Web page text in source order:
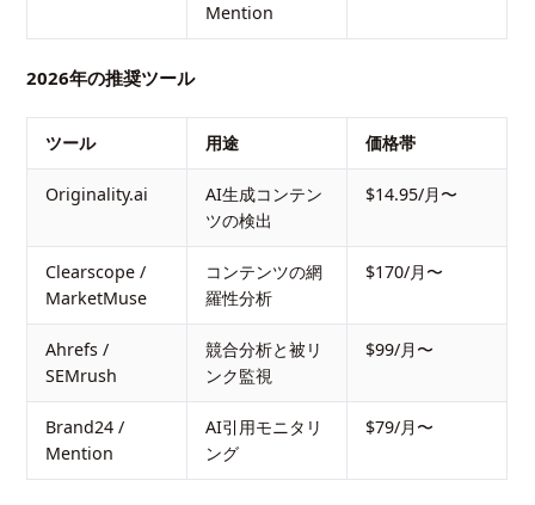
Mention
2026年の推奨ツール
ツール 用途 価格帯
Originality.ai
AI生成コンテン
ツの検出
$14.95/月〜
Clearscope /
MarketMuse
コンテンツの網
羅性分析
$170/月〜
Ahrefs /
SEMrush
競合分析と被リ
ンク監視
$99/月〜
Brand24 /
Mention
AI引用モニタリ
ング
$79/月〜